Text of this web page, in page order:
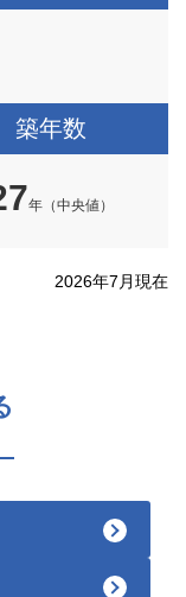
築年数
年（中央値）
2026年7月現在